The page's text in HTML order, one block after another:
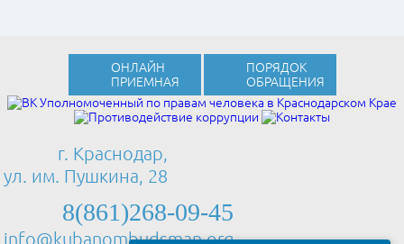
ОНЛАЙН
ПРИЕМНАЯ
ПОРЯДОК
ОБРАЩЕНИЯ
г. Краснодар,
ул. им. Пушкина, 28
8(861)268-09-45
info@kubanombudsman.org